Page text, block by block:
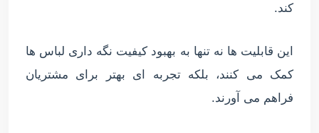
کند.
این قابلیت ها نه تنها به بهبود کیفیت نگه داری لباس ها
کمک می کنند، بلکه تجربه ای بهتر برای مشتریان
فراهم می آورند.